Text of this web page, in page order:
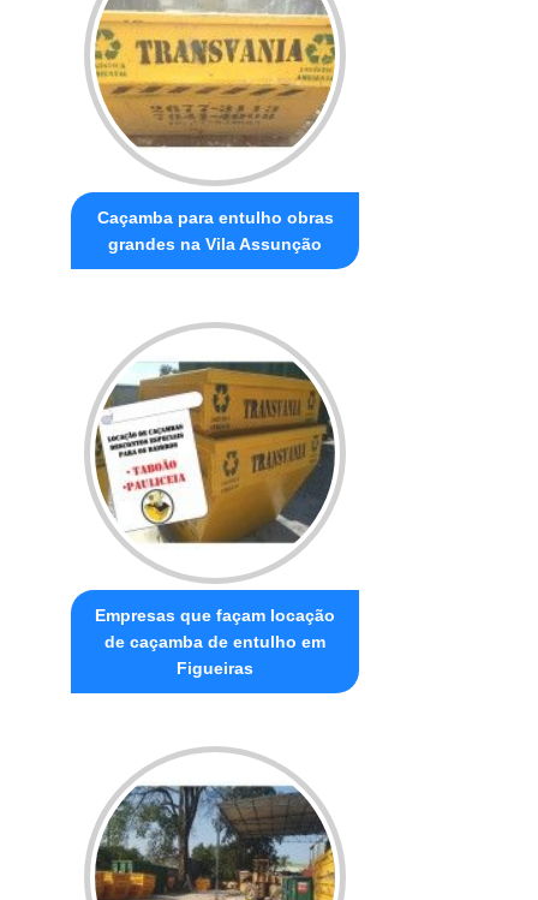
Caçamba para entulho obras
grandes na Vila Assunção
Empresas que façam locação
de caçamba de entulho em
Figueiras